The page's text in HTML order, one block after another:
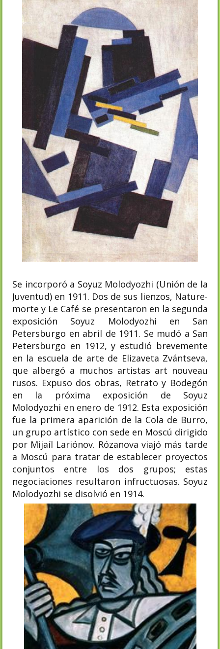
Se incorporó a Soyuz Molodyozhi (Unión de la
Juventud) en 1911. Dos de sus lienzos, Nature-
morte y Le Café se presentaron en la segunda
exposición Soyuz Molodyozhi en San
Petersburgo en abril de 1911. Se mudó a San
Petersburgo en 1912, y estudió brevemente
en la escuela de arte de Elizaveta Zvántseva,
que albergó a muchos artistas art nouveau
rusos. Expuso dos obras, Retrato y Bodegón
en la próxima exposición de Soyuz
Molodyozhi en enero de 1912. Esta exposición
fue la primera aparición de la Cola de Burro,
un grupo artístico con sede en Moscú dirigido
por Mijaíl Lariónov. Rózanova viajó más tarde
a Moscú para tratar de establecer proyectos
conjuntos entre los dos grupos; estas
negociaciones resultaron infructuosas. Soyuz
Molodyozhi se disolvió en 1914​.